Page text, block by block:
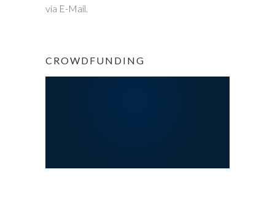
via E-Mail.
CROWDFUNDING